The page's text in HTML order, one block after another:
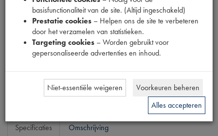
Productnummer
2890040
45,79 (€37,84 excl. btw)
Specificaties Omschrijving
basisfunctionaliteit van de site. (Altijd ingeschakeld)
Prestatie cookies – Helpen ons de site te verbeteren
door het verzamelen van statistieken.
Targeting cookies – Worden gebruikt voor
gepersonaliseerde advertenties en inhoud.
Niet-essentiële weigeren
Voorkeuren beheren
Alles accepteren